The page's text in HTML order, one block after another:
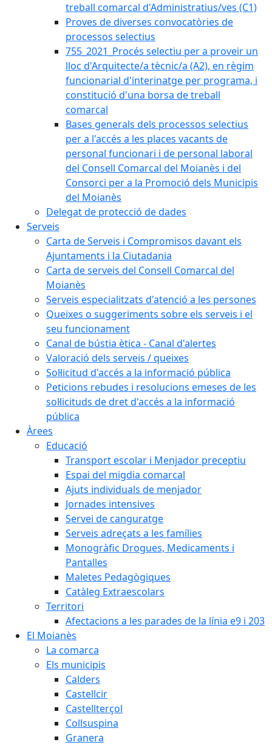
treball comarcal d'Administratius/ves (C1)
Proves de diverses convocatòries de
processos selectius
755_2021_Procés selectiu per a proveir un
lloc d'Arquitecte/a tècnic/a (A2), en règim
funcionarial d'interinatge per programa, i
constitució d'una borsa de treball
comarcal
Bases generals dels processos selectius
per a l'accés a les places vacants de
personal funcionari i de personal laboral
del Consell Comarcal del Moianès i del
Consorci per a la Promoció dels Municipis
del Moianès
Delegat de protecció de dades
Serveis
Carta de Serveis i Compromisos davant els
Ajuntaments i la Ciutadania
Carta de serveis del Consell Comarcal del
Moianès
Serveis especialitzats d'atenció a les persones
Queixes o suggeriments sobre els serveis i el
seu funcionament
Canal de bústia ètica - Canal d'alertes
Valoració dels serveis / queixes
Sol·licitud d'accés a la informació pública
Peticions rebudes i resolucions emeses de les
sol·licituds de dret d'accés a la informació
pública
Àrees
Educació
Transport escolar i Menjador preceptiu
Espai del migdia comarcal
Ajuts individuals de menjador
Jornades intensives
Servei de canguratge
Serveis adreçats a les famílies
Monogràfic Drogues, Medicaments i
Pantalles
Maletes Pedagògiques
Catàleg Extraescolars
Territori
Afectacions a les parades de la línia e9 i 203
El Moianès
La comarca
Els municipis
Calders
Castellcir
Castellterçol
Collsuspina
Granera